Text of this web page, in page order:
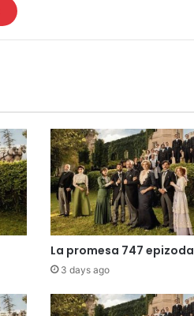
La promesa 747 epizoda
3 days ago